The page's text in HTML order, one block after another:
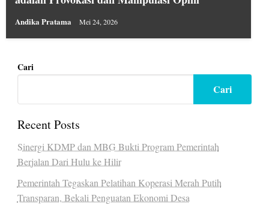
Andika Pratama Mei 24, 2026
Cari
Cari
Recent Posts
Sinergi KDMP dan MBG Bukti Program Pemerintah
Berjalan Dari Hulu ke Hilir
Pemerintah Tegaskan Pelatihan Koperasi Merah Putih
Transparan, Bekali Penguatan Ekonomi Desa